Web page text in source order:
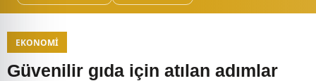
EKONOMI
Güvenilir gıda için atılan adımlar